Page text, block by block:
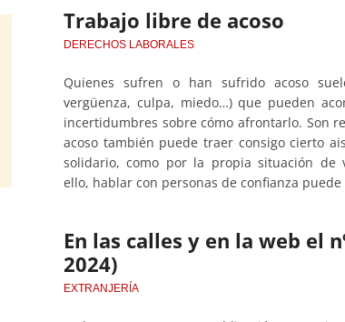
Trabajo libre de acoso
DERECHOS LABORALES
Quienes sufren o han sufrido acoso
vergüenza, culpa, miedo…) que pueden
incertidumbres sobre cómo afrontarlo. Son
acoso también puede traer consigo cierto
solidario, como por la propia situación
ello, hablar con personas de confianza
En las calles y en la web el
2024)
EXTRANJERÍA